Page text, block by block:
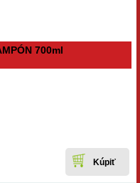
700ml